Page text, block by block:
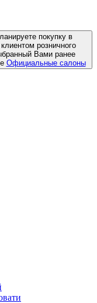
покупку в
розничного
Вами ранее
Официальные салоны